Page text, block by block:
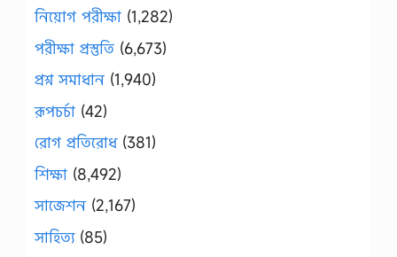
নিয়োগ পরীক্ষা (1,282)
পরীক্ষা প্রস্তুতি (6,673)
প্রশ্ন সমাধান (1,940)
রূপচর্চা (42)
রোগ প্রতিরোধ(381)
শিক্ষা (8,492)
সাজেশন (2,167)
সাহিত্য(85)